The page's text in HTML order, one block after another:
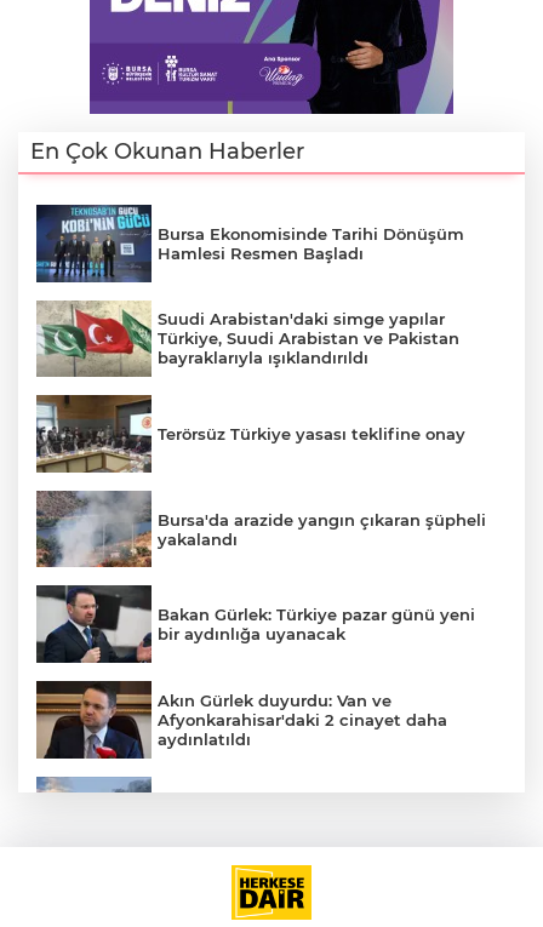
En Çok Okunan Haberler
Bursa Ekonomisinde Tarihi Dönüşüm
Hamlesi Resmen Başladı
Suudi Arabistan'daki simge yapılar
Türkiye, Suudi Arabistan ve Pakistan
bayraklarıyla ışıklandırıldı
Terörsüz Türkiye yasası teklifine onay
Bursa'da arazide yangın çıkaran şüpheli
yakalandı
Bakan Gürlek: Türkiye pazar günü yeni
bir aydınlığa uyanacak
Akın Gürlek duyurdu: Van ve
Afyonkarahisar'daki 2 cinayet daha
aydınlatıldı
İran'dan Müslümanlara kötü niyetli dış
güçlere karşı birleşme çağrısı